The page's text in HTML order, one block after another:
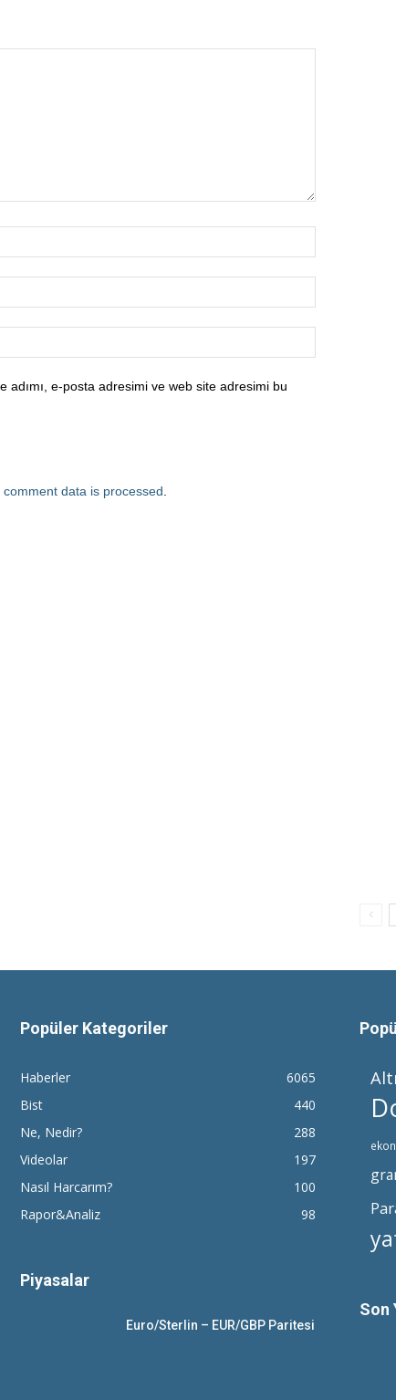
adımı, e-posta adresimi ve web site adresimi bu
data is processed
Popüler Kategoriler
Haberler
6065
Bist
440
Ne, Nedir?
288
Videolar
197
Nasıl Harcarım?
100
Rapor&Analiz
98
Piyasalar
Euro/Sterlin – EUR/GBP Paritesi
Son